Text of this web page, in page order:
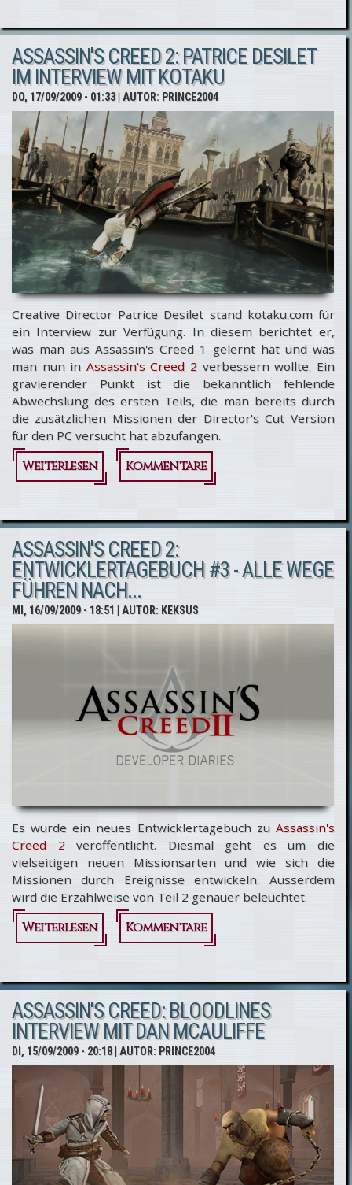
Bonusmissionen
per Patch oder
DLC?
ASSASSIN'S CREED 2: PATRICE DESILET
IM INTERVIEW MIT KOTAKU
DO, 17/09/2009 - 01:33| AUTOR: PRINCE2004
Creative Director Patrice Desilet stand kotaku.com für
ein Interview zur Verfügung. In diesem berichtet er,
was man aus Assassin's Creed 1 gelernt hat und was
man nun in Assassin's Creed 2 verbessern wollte. Ein
gravierender Punkt ist die bekanntlich fehlende
Abwechslung des ersten Teils, die man bereits durch
die zusätzlichen Missionen der Director's Cut Version
für den PC versucht hat abzufangen.
Weiterlesen
über
Creed 2:
Patrice
Desilet im
Interview
Kommentare
ASSASSIN'S CREED 2:
ENTWICKLERTAGEBUCH #3 - ALLE WEGE
FÜHREN NACH...
MI, 16/09/2009 - 18:51 | AUTOR: KEKSUS
Es wurde ein neues Entwicklertagebuch zu Assassin's
Creed 2veröffentlicht. Diesmal geht es um die
vielseitigen neuen Missionsarten und wie sich die
Missionen durch Ereignisse entwickeln. Ausserdem
wird die Erzählweise von Teil 2 genauer beleuchtet.
Weiterlesen
über Assassin's Creed
Entwicklertagebuch
#3 - Alle Wege führen
nach...
Kommentare
ASSASSIN'S CREED: BLOODLINES
INTERVIEW MIT DAN MCAULIFFE
DI, 15/09/2009 - 20:18| AUTOR: PRINCE2004